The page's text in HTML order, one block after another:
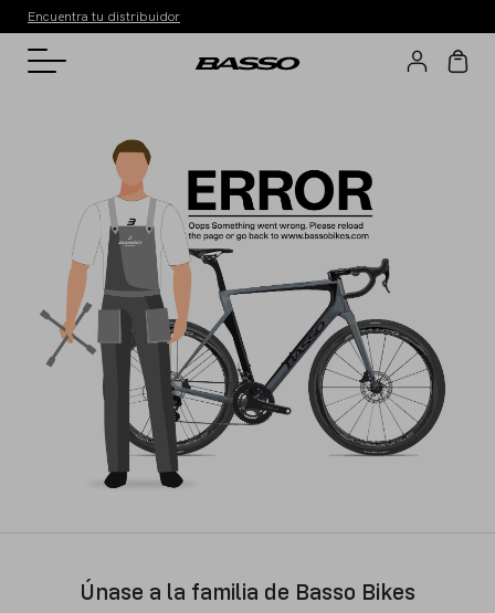
Encuentra tu distribuidor
Únase a la familia de Basso Bikes